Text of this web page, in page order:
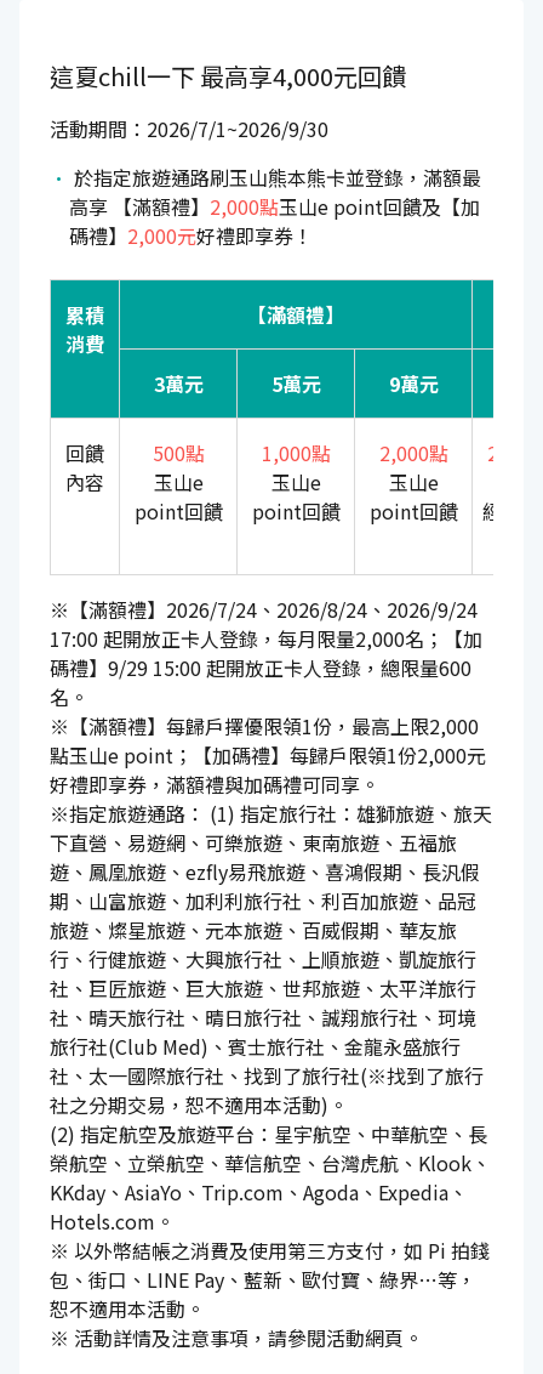
這夏chill一下最高享4,000元回饋
活動期間：2026/7/1~2026/9/30
於指定旅遊通路刷玉山熊本熊卡並登錄，滿額最
高享 【滿額禮】 2,000點玉山e point回饋及【加
碼禮】 2,000元好禮即享券！
累積
消費
【滿額禮】
3萬元 5萬元 9萬元
回饋
內容
500點
玉山e
point回饋
1,000點
玉山e
point回饋
2,000點
玉山e
point回饋
2,000
經典
※【滿額禮】2026/7/24、2026/8/24、2026/9/24
17:00 起開放正卡人登錄，每月限量2,000名；【加
碼禮】9/29 15:00 起開放正卡人登錄，總限量600
名。
※【滿額禮】每歸戶擇優限領1份，最高上限2,000
點玉山e point；【加碼禮】每歸戶限領1份2,000元
好禮即享券，滿額禮與加碼禮可同享。
※指定旅遊通路： (1) 指定旅行社：雄獅旅遊、旅天
下直營、易遊網、可樂旅遊、東南旅遊、五福旅
遊、鳳凰旅遊、ezfly易飛旅遊、喜鴻假期、長汎假
期、山富旅遊、加利利旅行社、利百加旅遊、品冠
旅遊、燦星旅遊、元本旅遊、百威假期、華友旅
行、行健旅遊、大興旅行社、上順旅遊、凱旋旅行
社、巨匠旅遊、巨大旅遊、世邦旅遊、太平洋旅行
社、晴天旅行社、晴日旅行社、誠翔旅行社、珂境
旅行社(Club Med)、賓士旅行社、金龍永盛旅行
社、太一國際旅行社、找到了旅行社(※找到了旅行
社之分期交易，恕不適用本活動)。
(2) 指定航空及旅遊平台：星宇航空、中華航空、長
榮航空、立榮航空、華信航空、台灣虎航、Klook、
KKday、AsiaYo、Trip.com、Agoda、Expedia、
Hotels.com。
※ 以外幣結帳之消費及使用第三方支付，如 Pi 拍錢
包、街口、LINE Pay、藍新、歐付寶、綠界…等，
恕不適用本活動。
※ 活動詳情及注意事項，請參閱活動網頁。